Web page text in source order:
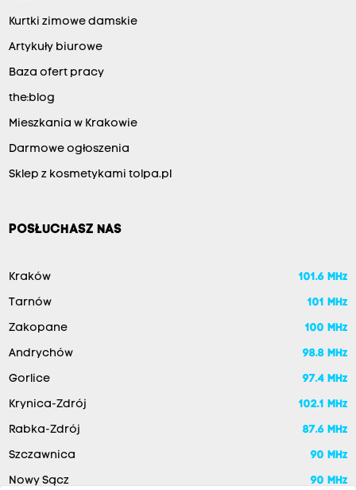
Kurtki zimowe damskie
Artykuły biurowe
Baza ofert pracy
the:blog
Mieszkania w Krakowie
Darmowe ogłoszenia
Sklep z kosmetykami tolpa.pl
POSŁUCHASZ NAS
Kraków 101.6 MHz
Tarnów 101 MHz
Zakopane 100 MHz
Andrychów 98.8 MHz
Gorlice 97.4 MHz
Krynica-Zdrój 102.1 MHz
Rabka-Zdrój 87.6 MHz
Szczawnica 90 MHz
Nowy Sącz 90 MHz